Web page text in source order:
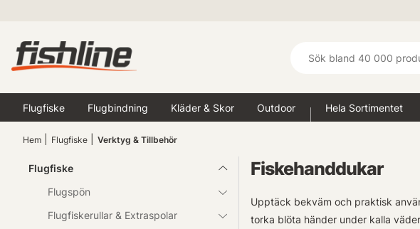
Flugfiske Flugbindning Kläder & Skor Outdoor Hela Sortimentet
Hem Flugfiske Verktyg & Tillbehör
Flugfiske
Flugspön
Flugfiskerullar & Extraspolar
Fiskehanddukar
Upptäck bekväm och praktisk
torka blöta händer under kalla